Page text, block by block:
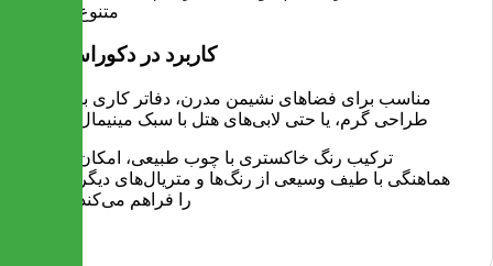
متنوع
کاربرد در دکوراسیون
مناسب برای فضاهای نشیمن مدرن، دفاتر کاری با
طراحی گرم، یا حتی لابی‌های هتل با سبک مینیمال
ترکیب رنگ خاکستری با چوب طبیعی، امکان
هماهنگی با طیف وسیعی از رنگ‌ها و متریال‌های دیگر
را فراهم می‌کند